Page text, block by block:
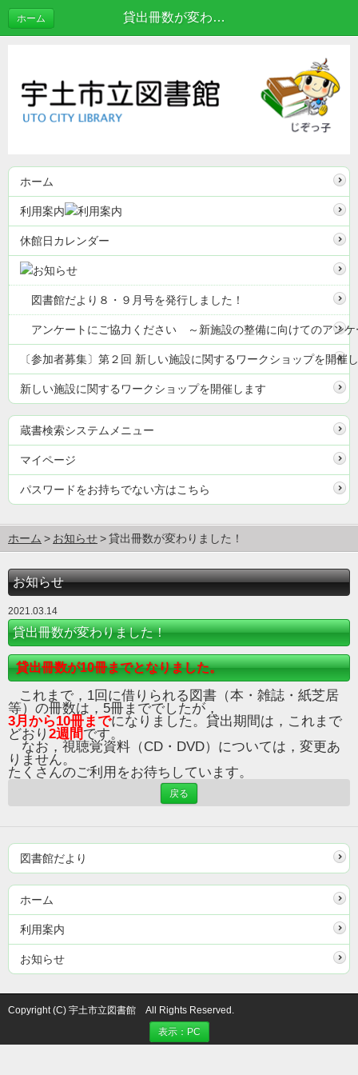
貸出冊数が変わりました！ | お知らせ
ホーム
ホーム
利用案内
休館日カレンダー
図書館だより８・９月号を発行しました！
アンケートにご協力ください ～新施設の整備に向けてのアンケ
〔参加者募集〕第２回 新しい施設に関するワークショップを開催
新しい施設に関するワークショップを開催します
蔵書検索システムメニュー
マイページ
パスワードをお持ちでない方はこちら
ホーム お知らせ 貸出冊数が変わりました！
お知らせ
2021.03.14
貸出冊数が変わりました！
貸出冊数が10冊までとなりました。
これまで，1回に借りられる図書（本・雑誌・紙芝居
等）の冊数は，5冊まででしたが，
3月から10冊までになりました。 貸出期間は，これまで
どおり 2週間です。
なお ，視聴覚資料（CD・DVD）については，変更あ
りません。
たくさんのご利用をお待ちしています。
戻る
図書館だより
ホーム
利用案内
お知らせ
Copyright (C) 宇土市立図書館 All Rights Reserved.
表示：PC